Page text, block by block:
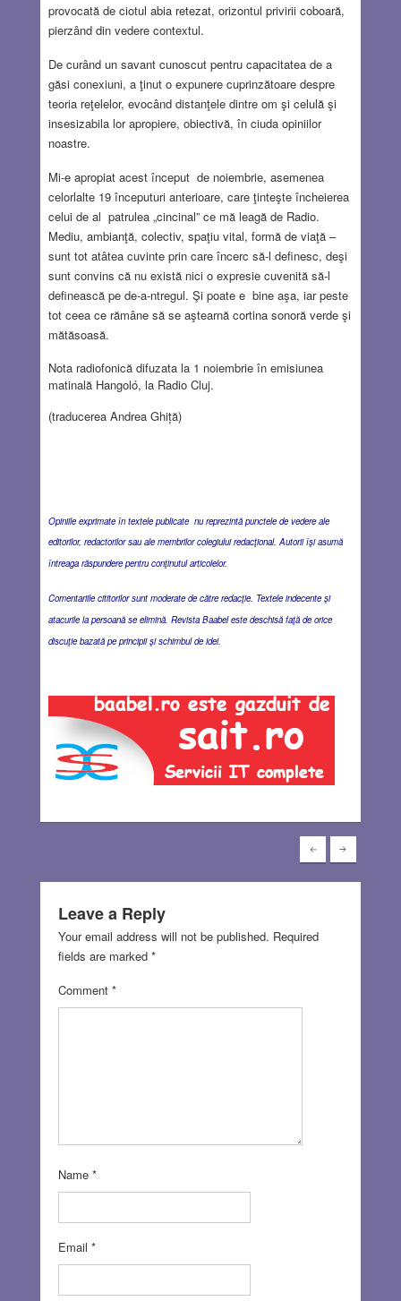
provocată de ciotul abia retezat, orizontul privirii coboară,
pierzând din vedere contextul.
De curând un savant cunoscut pentru capacitatea de a
găsi conexiuni, a ţinut o expunere cuprinzătoare despre
teoria reţelelor, evocând distanţele dintre om şi celulă şi
insesizabila lor apropiere, obiectivă, în ciuda opiniilor
noastre.
Mi-e apropiat acest început de noiembrie, asemenea
celorlalte 19 începuturi anterioare, care ţinteşte încheierea
celui de al patrulea „cincinal” ce mă leagă de Radio.
Mediu, ambianţă, colectiv, spaţiu vital, formă de viaţă –
sunt tot atâtea cuvinte prin care încerc să-l definesc, deşi
sunt convins că nu există nici o expresie cuvenită să-l
definească pe de-a-ntregul. Şi poate e bine aşa, iar peste
tot ceea ce rămâne să se aştearnă cortina sonoră verde şi
mătăsoasă.
Nota radiofonică difuzata la 1 noiembrie în emisiunea
matinală Hangoló, la Radio Cluj.
(traducerea Andrea Ghiţă)
Opiniile exprimate în textele publicate nu reprezintă punctele de vedere ale
editorilor, redactorilor sau ale membrilor colegiului redacţional. Autorii îşi asumă
întreaga răspundere pentru conţinutul articolelor.
Comentariile cititorilor sunt moderate de către redacţie. Textele indecente şi
atacurile la persoană se elimină. Revista Baabel este deschisă faţă de orice
discuţie bazată pe principii şi schimbul de idei.
Leave a Reply
Your email address will not be published. Required
fields are marked *
Comment *
Name *
Email *